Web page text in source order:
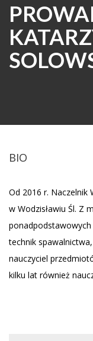
BIO
Od 2016 r. Naczelnik
w Wodzisławiu Śl. Z
ponadpodstawowych
technik
nauczyciel
kilku lat również